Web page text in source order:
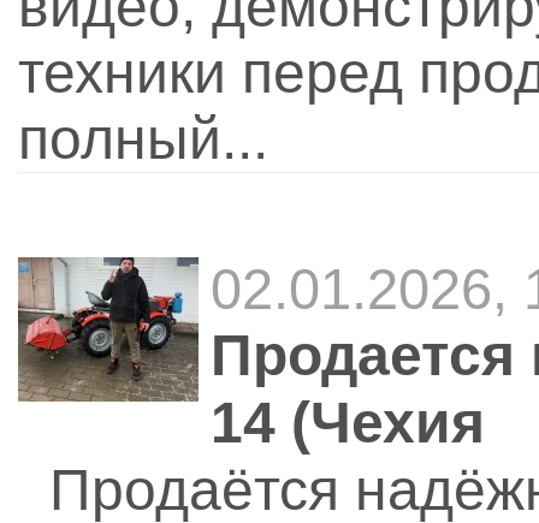
техники перед
полный...
02.01.2026,
Продается
14 (Чехия
Продаётся